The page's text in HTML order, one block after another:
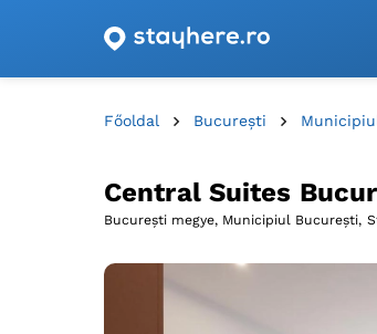
Főoldal București
Central Suites
București megye, Municipiul București,